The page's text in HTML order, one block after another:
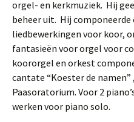
orgel- en kerkmuziek. Hij
beheer uit. Hij
liedbewerkingen voor koor,
fantasieën voor orgel voor
koororgel en orkest
cantate “Koester de namen”
Paasoratorium. Voor 2
werken voor piano solo.